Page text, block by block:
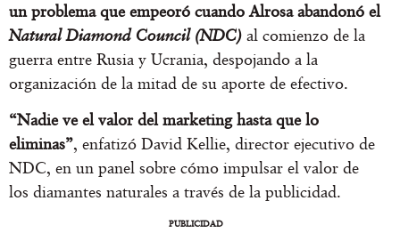
un problema que empeoró cuando Alrosa abandonó el
Natural Diamond Council (NDC) al comienzo de la
guerra entre Rusia y Ucrania, despojando a la
organización de la mitad de su aporte de efectivo.
“Nadie ve el valor del marketing hasta que lo
eliminas”, enfatizó David Kellie, director ejecutivo de
NDC, en un panel sobre cómo impulsar el valor de
los diamantes naturales a través de la publicidad.
PUBLICIDAD